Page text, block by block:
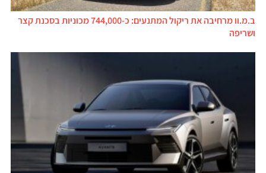
ב.מ.וו מרחיבה את ריקול המתנעים: כ-744,000 מכוניות בסכנת קצר
ושריפה